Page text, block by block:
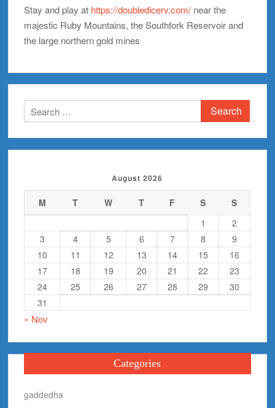
Stay and play at https://doubledicerv.com/ near the
majestic Ruby Mountains, the Southfork Reservoir and
the large northern gold mines
Search
for:
August 2026
M T W T F S
S
1
2
3
4 5 6 7 8
9
10
11 12 13 14 15
16
17
18 19 20 21 22
23
24
25 26 27 28 29
30
31
« Nov
Categories
gaddedha